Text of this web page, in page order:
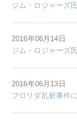
ジム・ロジャーズ
2016年06月14日
ジム・ロジャーズ
2016年06月13日
フロリダ乱射事件